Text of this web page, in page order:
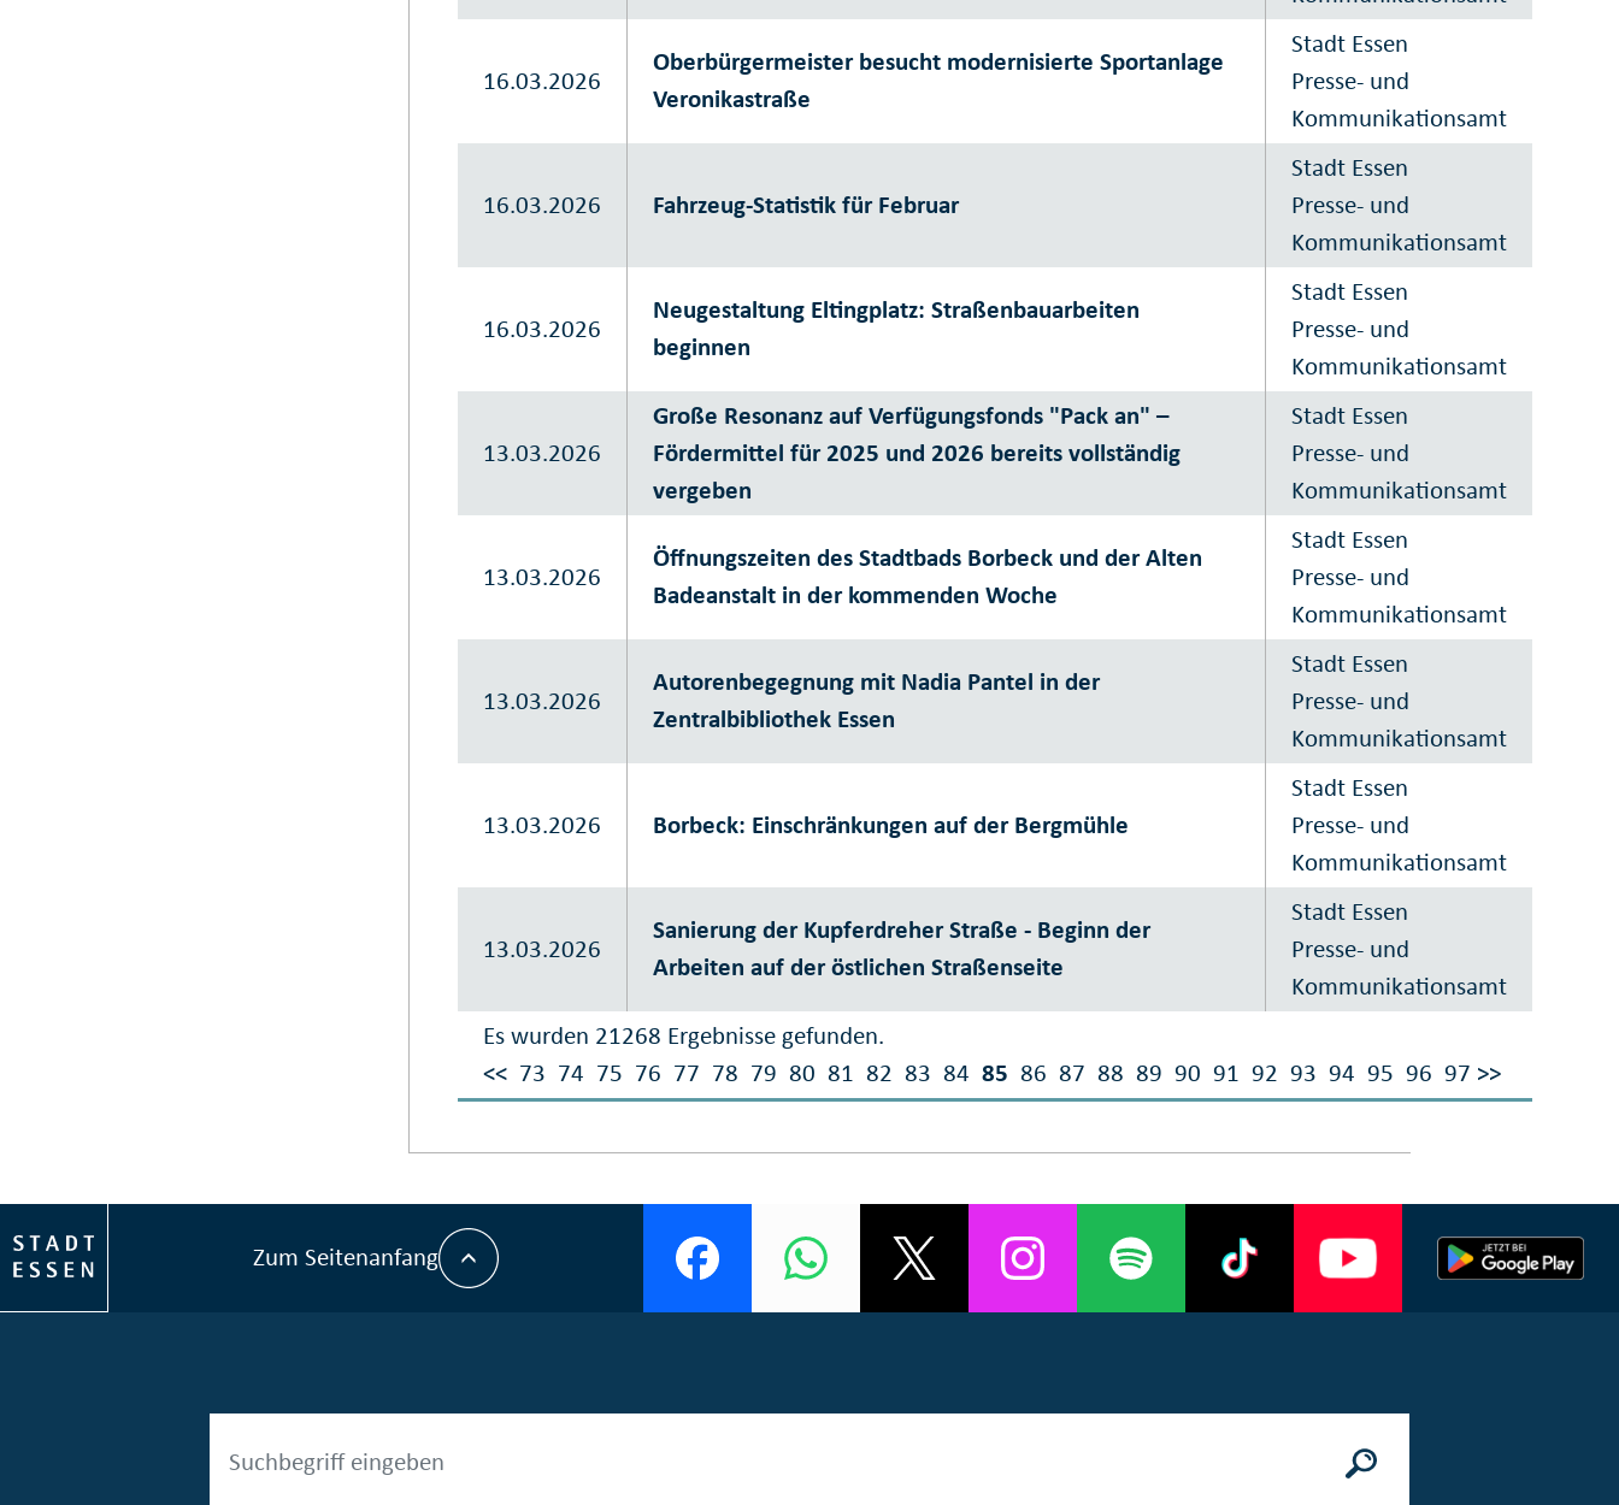
Es wurden 21268 Ergebnisse gefunden.
<< 73 74 75 76 77 78 79 80 81 82 83 84 85 86 87 88 89 90 91 92 93 94 95 96 97 >>
16.03.2026
Oberbürgermeister besucht modernisierte Sportanlage
Veronikastraße
Stadt Essen
Presse- und
Kommunikationsamt
16.03.2026 Fahrzeug-Statistik für Februar
Stadt Essen
Presse- und
Kommunikationsamt
16.03.2026
Neugestaltung Eltingplatz: Straßenbauarbeiten
beginnen
Stadt Essen
Presse- und
Kommunikationsamt
13.03.2026
Große Resonanz auf Verfügungsfonds "Pack an" –
Fördermittel für 2025 und 2026 bereits vollständig
vergeben
Stadt Essen
Presse- und
Kommunikationsamt
13.03.2026
Öffnungszeiten des Stadtbads Borbeck und der Alten
Badeanstalt in der kommenden Woche
Stadt Essen
Presse- und
Kommunikationsamt
13.03.2026
Autorenbegegnung mit Nadia Pantel in der
Zentralbibliothek Essen
Stadt Essen
Presse- und
Kommunikationsamt
13.03.2026 Borbeck: Einschränkungen auf der Bergmühle
Stadt Essen
Presse- und
Kommunikationsamt
13.03.2026
Sanierung der Kupferdreher Straße - Beginn der
Arbeiten auf der östlichen Straßenseite
Stadt Essen
Presse- und
Kommunikationsamt
Zum Seitenanfang